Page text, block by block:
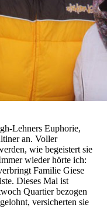
Lehners Euphorie,
an. Voller
wie begeistert sie
wieder hörte ich:
Familie Giese
Dieses Mal ist
Quartier bezogen
versicherten sie